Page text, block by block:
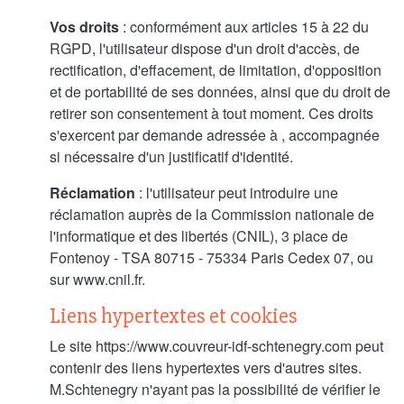
Vos droits : conformément aux articles 15 à 22 du
RGPD, l'utilisateur dispose d'un droit d'accès, de
rectification, d'effacement, de limitation, d'opposition
et de portabilité de ses données, ainsi que du droit de
retirer son consentement à tout moment. Ces droits
s'exercent par demande adressée à , accompagnée
si nécessaire d'un justificatif d'identité.
Réclamation : l'utilisateur peut introduire une
réclamation auprès de la Commission nationale de
l'informatique et des libertés (CNIL), 3 place de
Fontenoy - TSA 80715 - 75334 Paris Cedex 07, ou
sur www.cnil.fr.
Liens hypertextes et cookies
Le site https://www.couvreur-idf-schtenegry.com peut
contenir des liens hypertextes vers d'autres sites.
M.Schtenegry n'ayant pas la possibilité de vérifier le